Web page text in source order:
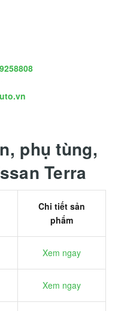
phụ tùng,
Terra
Chi tiết sản
phẩm
Xem ngay
Xem ngay